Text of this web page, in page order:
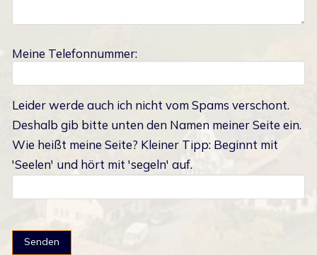
Meine Telefonnummer:
Leider werde auch ich nicht vom Spams verschont.
Deshalb gib bitte unten den Namen meiner Seite ein.
Wie heißt meine Seite? Kleiner Tipp: Beginnt mit
'Seelen' und hört mit 'segeln' auf.